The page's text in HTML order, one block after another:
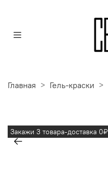
Главная Гель-краски
Закажи 3 товара-доставка 0₽